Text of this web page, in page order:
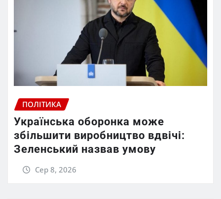
ПОЛІТИКА
Українська оборонка може
збільшити виробництво вдвічі:
Зеленський назвав умову
Сер 8, 2026